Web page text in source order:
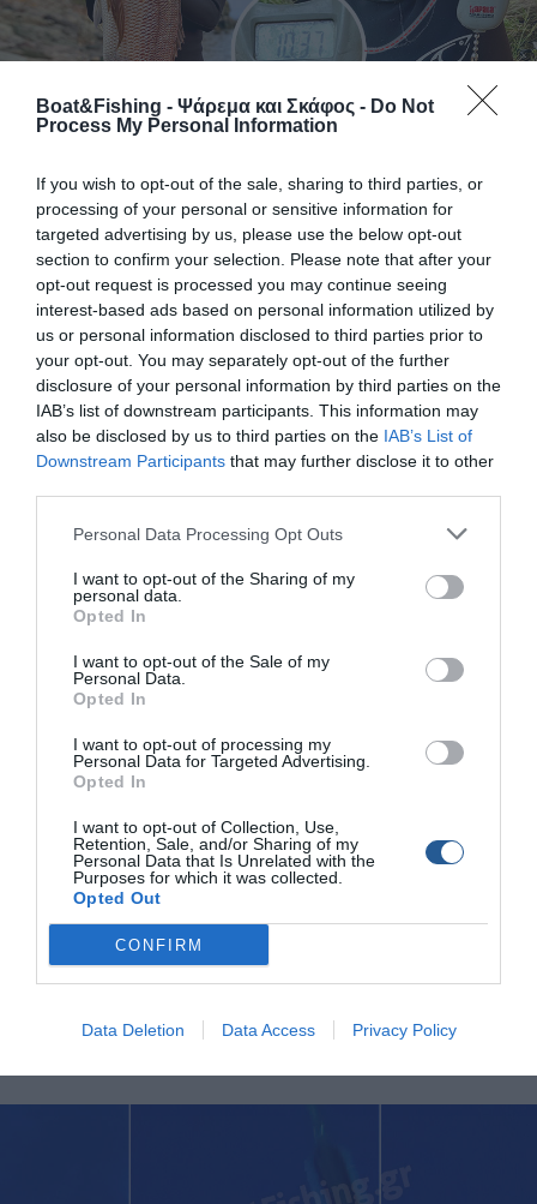
Boat&Fishing - Ψάρεμα και Σκάφος - Do Not
Process My Personal Information
If you wish to opt-out of the sale, sharing to third parties, or
processing of your personal or sensitive information for
targeted advertising by us, please use the below opt-out
section to confirm your selection. Please note that after your
opt-out request is processed you may continue seeing
interest-based ads based on personal information utilized by
us or personal information disclosed to third parties prior to
your opt-out. You may separately opt-out of the further
disclosure of your personal information by third parties on the
IAB’s list of downstream participants. This information may
also be disclosed by us to third parties on the IAB’s List of
Downstream Participants that may further disclose it to other
Personal Data Processing Opt Outs
I want to opt-out of the Sharing of my
personal data.
Opted In
I want to opt-out of the Sale of my
Personal Data.
Opted In
I want to opt-out of processing my
Personal Data for Targeted Advertising.
Opted In
I want to opt-out of Collection, Use,
Retention, Sale, and/or Sharing of my
Personal Data that Is Unrelated with the
Purposes for which it was collected.
Opted Out
CONFIRM
Data Deletion Data Access Privacy Policy
Πιάστηκε με ψαροντούφεκο Συναγρίδα
πάνω από 10 κιλά!
Πιάστηκε με ψαροντούφεκο Συναγρίδα πάνω από 10 κιλά και
μάλιστα σε πολυψαρεμένο τόπο της Χαλκιδικής. Σε ένα
ποστάρισμα στο προφίλ του Νικόλα Χάρρι, έρχομαι απέναντι
σε μια εντυπωσιακή φωτογραφία… Ο Νικόλας κρατάει στα
χέρια του μια πολύ μεγάλη συναγρίδα. Το χαμόγελο του τα
λέει όλα!!! Αμέσως, θέλοντας να μοιραστώ τη χαρά του και να
ζήσω […]
Μύκονος: Καρχαρίας εμφανίστηκε σε
ψαροντουφεκά (VIDEO)
Η απρόβλεπτη εμφάνιση ενός μεγάλου καρχαρία, συνέβη στη
Μύκονο όταν δύο φίλοι ψαροντουφεκάδες χτύπησαν ένα
μαγιάτικο και προσπαθούσαν να το φέρουν στην επιφάνεια. Ο
Λάμπρος Σιαδήμας και ο Θοδωρής Σαλταβαρέας, κοντά στη
κοιτά στα ανοιχτά του Αιγαίου, καθώς προσπαθούσαν να